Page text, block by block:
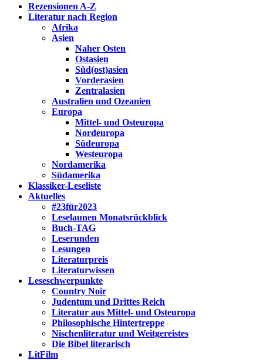
Rezensionen A-Z
Literatur nach Region
Afrika
Asien
Naher Osten
Ostasien
Süd(ost)asien
Vorderasien
Zentralasien
Australien und Ozeanien
Europa
Mittel- und Osteuropa
Nordeuropa
Südeuropa
Westeuropa
Nordamerika
Südamerika
Klassiker-Leseliste
Aktuelles
#23für2023
Leselaunen Monatsrückblick
Buch-TAG
Leserunden
Lesungen
Literaturpreis
Literaturwissen
Leseschwerpunkte
Country Noir
Judentum und Drittes Reich
Literatur aus Mittel- und Osteuropa
Philosophische Hintertreppe
Nischenliteratur und Weitgereistes
Die Bibel literarisch
LitFilm